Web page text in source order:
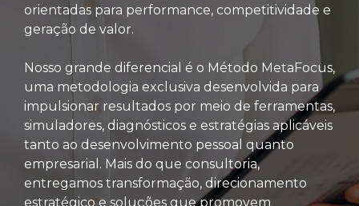
orientadas para performance, competitividade e
geração de valor.
Nosso grande diferencial é o Método MetaFocus,
uma metodologia exclusiva desenvolvida para
impulsionar resultados por meio de ferramentas,
simuladores, diagnósticos e estratégias aplicáveis
tanto ao desenvolvimento pessoal quanto
empresarial. Mais do que consultoria,
entregamos transformação, direcionamento
estratégico e soluções que promovem